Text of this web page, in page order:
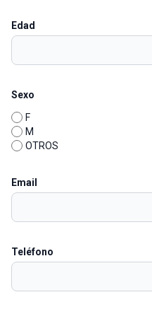
Edad
Sexo
F
M
OTROS
Email
Teléfono